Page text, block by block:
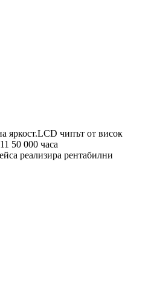
яркост.LCD чипът от висок
50 000 часа
реализира рентабилни